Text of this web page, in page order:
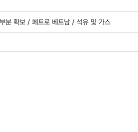
분 확보 / 페트로 베트남 / 석유 및 가스